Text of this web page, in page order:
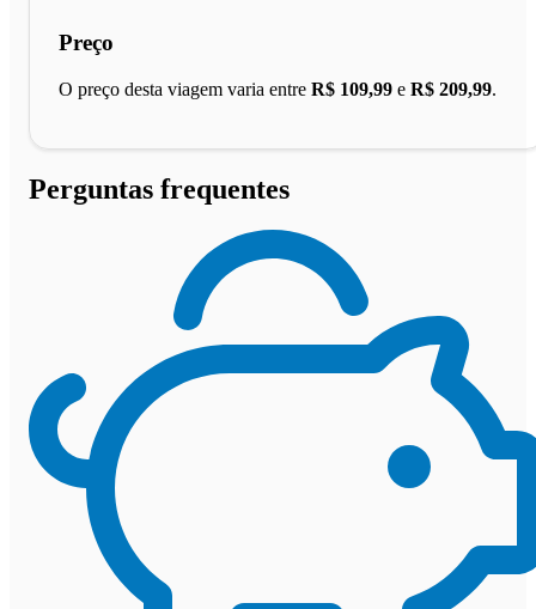
Preço
O preço desta viagem varia entre R$ 109,99 e R$ 209,99.
Perguntas frequentes